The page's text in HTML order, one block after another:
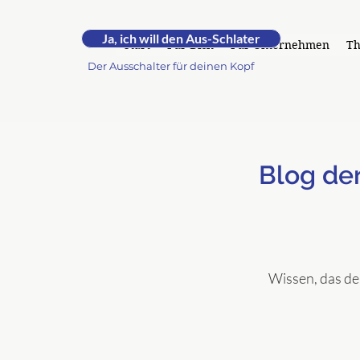
RUHE.by Andrea -
Der Ausschalter für deinen Kopf
Start Für Dich Für Unternehmen
Ja, ich will den Aus-Schlater
Blog
Wissen, das